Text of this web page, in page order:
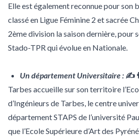
Elle est également reconnue pour son
classé en Ligue Féminine 2 et sacrée
2ème division la saison dernière, pour
Stado-TPR qui évolue en Nationale.
Un département Universitaire :
Tarbes accueille sur son territoire
d’Ingénieurs de Tarbes, le centre
département STAPS de l’université
que l’Ecole Supérieure d’Art des